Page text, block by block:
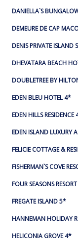
DANIELLA`S
DEMEURE DE CAP
DENIS PRIVATE ISLAND
DHEVATARA BEACH
DOUBLETREE BY
EDEN BLEU HOTEL 4*
EDEN HILLS RESIDENCE
EDEN ISLAND LUXURY
FELICIE COTTAGE &
FISHERMAN`S COVE
FOUR SEASONS
FREGATE ISLAND 5*
HANNEMAN HOLIDAY
HELICONIA GROVE 4*